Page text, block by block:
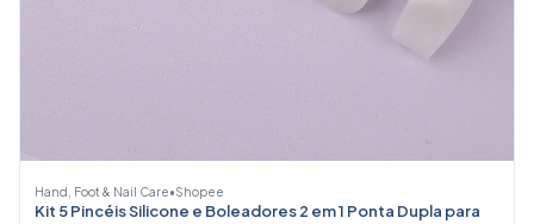
Hand, Foot & Nail Care•Shopee
Kit 5 Pincéis Silicone e Boleadores 2 em 1 Ponta Dupla para